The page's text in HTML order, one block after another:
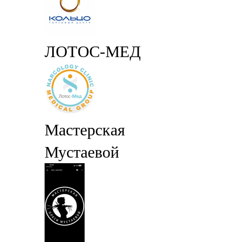
ЛОТОС-МЕД
Мастерская
Мустаевой